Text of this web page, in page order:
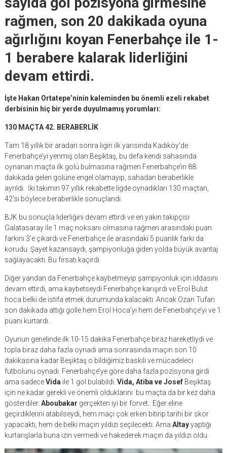
rağmen, son 20 dakikada oyuna
ağırlığını koyan Fenerbahçe ile 1-
1 berabere kalarak liderliğini
devam ettirdi.
İşte Hakan Ortatepe’ninin kaleminden bu önemli ezeli rekabet
derbisinin hiç bir yerde duyulmamış yorumları:
130 MAÇTA 42. BERABERLİK
Tam 18 yıllık bir aradan sonra ligin ilk yarısında Kadıköy’de
Fenerbahçe’yi yenmiş olan Beşiktaş, bu defa kendi sahasında
oynanan maçta ilk golü bulmasına rağmen Fenerbahçe’in 88.
dakikada gelen golüne engel olamayıp, sahadan beraberlikle
ayrıldı. İki takımın 97 yıllık rekabette ligde oynadıkları 130 maçtan,
42’si böylece beraberlikle sonuçlandı.
BJK bu sonuçla liderliğini devam ettirdi ve en yakın takipçisi
Galatasaray ile 1 maç noksanı olmasına rağmen arasındaki puan
farkını 3’e çıkardı ve Fenerbahçe ile arasındaki 5 puanlık farkı da
korudu. Şayet kazansaydı, şampiyonluğa giden yolda büyük avantaj
sağlayacaktı. Bu fırsatı kaçırdı.
Diğer yandan da Fenerbahçe kaybetmeyip şampiyonluk için iddasını
devam ettirdi, ama kaybetseydi Fenerbahçe karışırdı ve Erol Bulut
hoca belki de istifa etmek durumunda kalacaktı. Ancak Ozan Tufan
son dakikada attığı golle hem Erol Hoca’yı hem de Fenerbahçe’yi ve 1
puanı kurtardı.
Oyunun genelinde ilk 10-15 dakika Fenerbahçe biraz hareketliydi ve
topla biraz daha fazla oynadı ama sonrasında maçın son 10
dakikasına kadar Beşiktaş o bildiğimiz baskılı ve mücadeleci
futbolunu oynadı. Fenerbahçe’ye göre daha fazla pozisyona girdi
ama sadeceVida ile 1 gol bulabildi. Vida, Atiba ve JosefBeşiktaş
için ne kadar gerekli ve önemli olduklarını bu maçta da bir kez daha
gösterdiler. Aboubakar gerçekten iyi bir forvet.. Eğer eline
geçirdiklerini atabilseydi, hem maçı çok erken bitirip tarihi bir skor
yapacaktı, hem de belki maçın yıldızı seçilecekti. Ama Altayyaptığı
kurtarışlarla buna izin vermedi ve hakederek maçın da yıldızı oldu.